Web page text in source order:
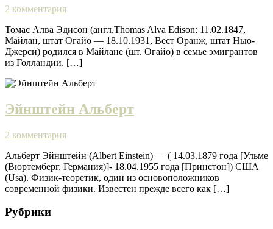
2 комментария
Томас Алва Эдисон (англ.Thomas Alva Edison; 11.02.1847,
Майлан, штат Огайо — 18.10.1931, Вест Оранж, штат Нью-
Джерси) родился в Майлане (шт. Огайо) в семье эмигрантов
из Голландии. […]
Эйнштейн Альберт
2 комментария
Альберт Эйнштейн (Albert Einstein) — ( 14.03.1879 года [Ульме
(Вюртемберг, Германия)]- 18.04.1955 года [Принстон]) США
(Usa). Физик-теоретик, один из основоположников
современной физики. Известен прежде всего как […]
Рубрики